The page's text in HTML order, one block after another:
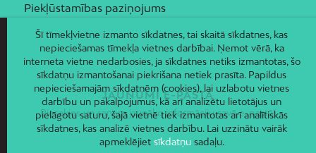
Piekļūstamības paziņojums
JAUNUMI E-PASTĀ
Piesakies un saņem jaunāko informāciju savā e-pastā!
Šī tīmekļvietne izmanto sīkdatnes, tai skaitā sīkdatnes, kas
nepieciešamas tīmekļa vietnes darbībai. Ņemot vērā, ka
interneta vietne nedarbosies, ja sīkdatnes netiks izmantotas, šo
sīkdatņu izmantošanai piekrišana netiek prasīta. Papildus
nepieciešamajām sīkdatnēm (cookies), lai uzlabotu vietnes
darbību un pakalpojumus, kā arī analizētu lietotājus un
pielāgotu saturu, šajā vietnē tiek izmantotas arī analītiskās
sīkdatnes, kas analizē vietnes darbību. Lai uzzinātu vairāk
apmeklējiet sīkdatņusadaļu.